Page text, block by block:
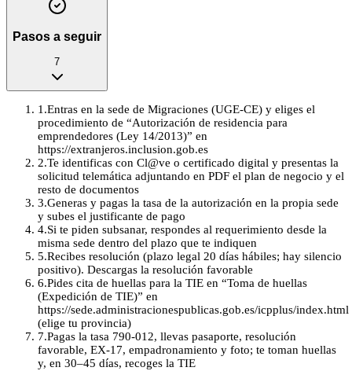
Pasos a seguir
7
1 .Entras en la sede de Migraciones (UGE‑CE) y eliges el
procedimiento de “Autorización de residencia para
emprendedores (Ley 14/2013)” en
https://extranjeros.inclusion.gob.es
2.Te identificas con Cl@ve o certificado digital y presentas la
solicitud telemática adjuntando en PDF el plan de negocio y el
resto de documentos
3.Generas y pagas la tasa de la autorización en la propia sede
y subes el justificante de pago
4.Si te piden subsanar, respondes al requerimiento desde la
misma sede dentro del plazo que te indiquen
5.Recibes resolución (plazo legal 20 días hábiles; hay silencio
positivo). Descargas la resolución favorable
6.Pides cita de huellas para la TIE en “Toma de huellas
(Expedición de TIE)” en
https://sede.administracionespublicas.gob.es/icpplus/index.html
(elige tu provincia)
7.Pagas la tasa 790‑012, llevas pasaporte, resolución
favorable, EX‑17, empadronamiento y foto; te toman huellas
y, en 30–45 días, recoges la TIE